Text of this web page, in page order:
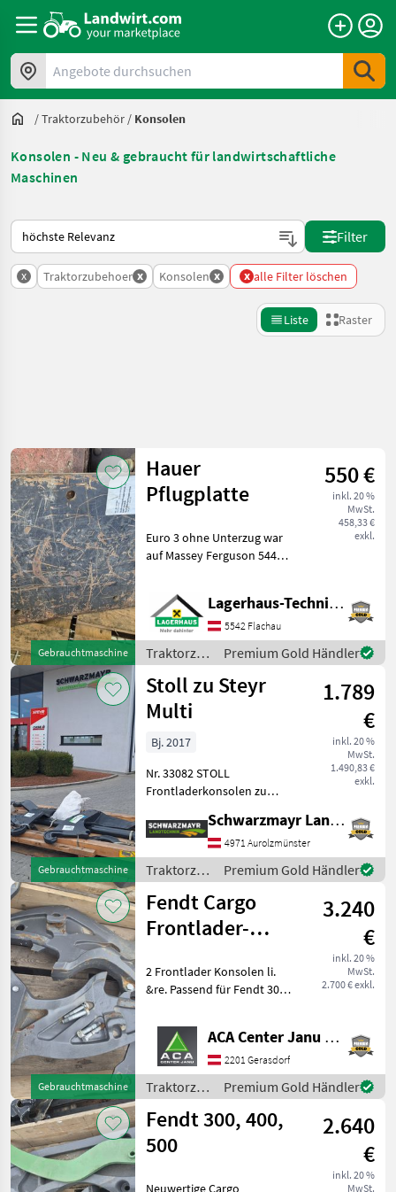
Angebote durchsuchen
/Traktorzubehör / Konsolen
Konsolen - Neu & gebraucht für landwirtschaftliche
Maschinen
So wird auf Landwirt.com sortiert
Filter
x Traktorzubehoer x Konsolen x x alle Filter löschen
Liste Raster
Kategorie 3 Land
AKTUELLER
PFAD
Landtechnik
Traktorzubehoer
Konsolen
KATEGORIE
WÄHLEN
Sonstige
81
Hauer
35
Stoll
25
Hydrac
20
Stemplinger
8
Quicke
7
Alle 12
anzeigen
MARKTPLATZ
Marktplatz Händlerangebote
Zurücksetzen
Ergebnisse
anzeigen
Gebrauchtmaschine
Hauer
Pflugplatte
550 €
inkl. 20 %
MwSt.
458,33 €
exkl.
Euro 3 ohne Unterzug war
auf Massey Ferguson 5445
Ihren Besuch
bekanntzugeben, um
ausreichend Zeit für die
Beratung
Lagerhaus-Technik Flachau
5542 Flachau
Traktorzubehör
/ Hauer
Premium Gold Händler
Gebrauchtmaschine
Stoll zu Steyr
Multi
1.789
€
inkl. 20 %
MwSt.
1.490,83 €
exkl.
Bj. 2017
Nr. 33082 STOLL
Frontladerkonsolen zu
960mm Aufnahmebreite
(Schmalschwinge) Das
Verkaufsteam der Fa.
Schwarzmayr zeigt Ihnen
das
Schwarzmayr Landtechnik GmbH - Aurolzmünster
4971 Aurolzmünster
Traktorzubehör
/ Stoll
Premium Gold Händler
Gebrauchtmaschine
Fendt Cargo
Frontlader-
3.240
€
inkl. 20 %
MwSt.
2.700 € exkl.
2 Frontlader Konsolen li.
&re. Passend für Fendt 300
Konsolen
ACA Center Janu GmbH
2201 Gerasdorf
Traktorzubehör
/ Fendt
Premium Gold Händler
Fendt 300, 400,
500
2.640
€
inkl. 20 %
MwSt.
Neuwertige Cargo